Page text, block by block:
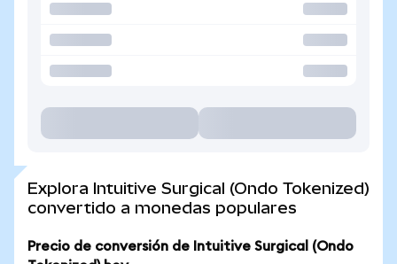
Explora Intuitive Surgical (Ondo Tokenized)
convertido a monedas populares
Precio de conversión de Intuitive Surgical (Ondo